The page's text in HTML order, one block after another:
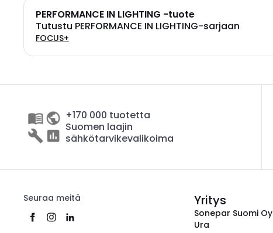
PERFORMANCE IN LIGHTING -tuote
Tutustu PERFORMANCE IN LIGHTING-sarjaan
FOCUS+
+170 000 tuotetta
Suomen laajin
sähkötarvikevalikoima
Seuraa meitä Yritys
Sonepar Suomi Oy
Ura